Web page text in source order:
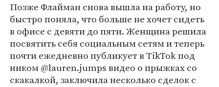
Позже Флайман снова вышла на работу, но
быстро поняла, что больше не хочет сидеть
в офисе с девяти до пяти. Женщина решила
посвятить себя социальным сетям и теперь
почти ежедневно публикует в TikTok под
ником @lauren.jumps видео о прыжках со
скакалкой, заключила несколько сделок с